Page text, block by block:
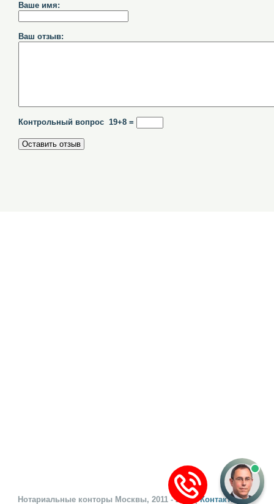
Ваше имя:
Ваш отзыв:
Контрольный вопрос 19+8 =
Нотариальные конторы Москвы, 2011 - 2026 |Контактные